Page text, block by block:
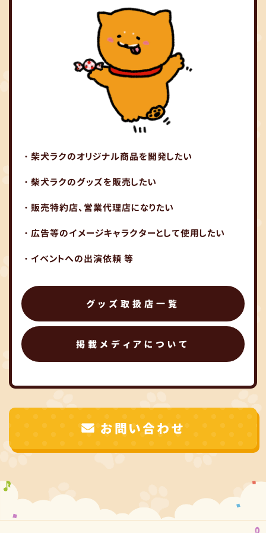
・柴犬ラクのオリジナル商品を開発したい
・柴犬ラクのグッズを販売したい
・販売特約店、営業代理店になりたい
・広告等のイメージキャラクターとして使用したい
・イベントへの出演依頼 等
グッズ取扱店一覧
掲載メディアについて
お問い合わせ